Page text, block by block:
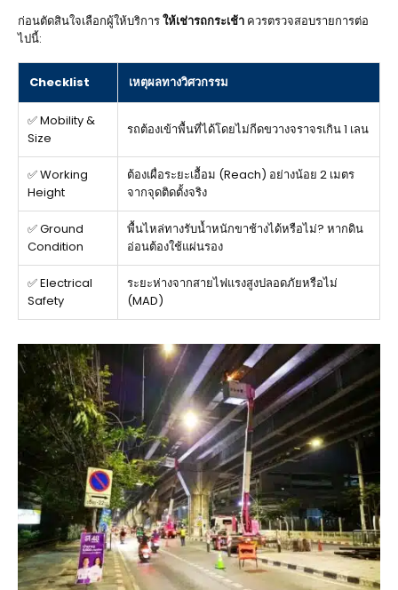
ก่อนตัดสินใจเลือกผู้ให้บริการให้เช่ารถกระเช้า ควรตรวจสอบรายการต่อ
ไปนี้:
Checklist เหตุผลทางวิศวกรรม
✅ Mobility &
Size
รถต้องเข้าพื้นที่ได้โดยไม่กีดขวางจราจรเกิน 1 เลน
✅ Working
Height
ต้องเผื่อระยะเอื้อม (Reach) อย่างน้อย 2 เมตร
จากจุดติดตั้งจริง
✅ Ground
Condition
พื้นไหล่ทางรับน้ำหนักขาช้างได้หรือไม่? หากดิน
อ่อนต้องใช้แผ่นรอง
✅ Electrical
Safety
ระยะห่างจากสายไฟแรงสูงปลอดภัยหรือไม่
(MAD)